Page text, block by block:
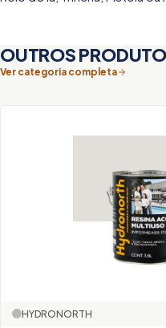
OUTROS
Ver categoria completa
HYDRONORTH